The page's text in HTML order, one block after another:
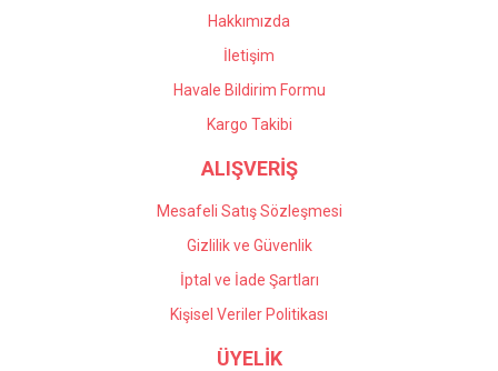
Hakkımızda
İletişim
Havale Bildirim Formu
Kargo Takibi
ALIŞVERİŞ
Mesafeli Satış Sözleşmesi
Gizlilik ve Güvenlik
İptal ve İade Şartları
Kişisel Veriler Politikası
ÜYELİK